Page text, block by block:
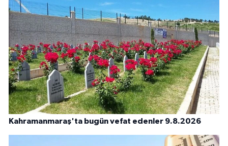
Kahramanmaraş'ta bugün vefat edenler 9.8.2026